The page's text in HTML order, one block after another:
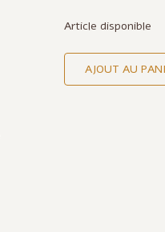
Article disponible
AJOUT AU